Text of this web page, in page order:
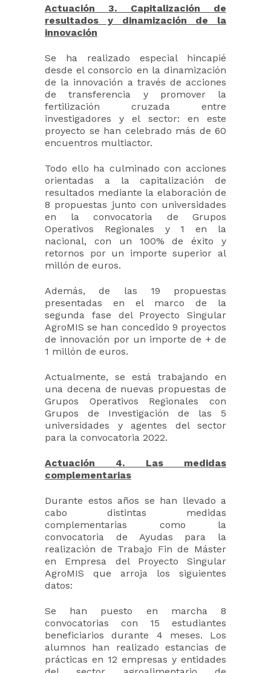
Actuación 3. Capitalización de
resultados y dinamización de la
innovación
Se ha realizado especial hincapié
desde el consorcio en la dinamización
de la innovación a través de acciones
de transferencia y promover la
fertilización cruzada entre
investigadores y el sector: en este
proyecto se han celebrado más de 60
encuentros multiactor.
Todo ello ha culminado con acciones
orientadas a la capitalización de
resultados mediante la elaboración de
8 propuestas junto con universidades
en la convocatoria de Grupos
Operativos Regionales y 1 en la
nacional, con un 100% de éxito y
retornos por un importe superior al
millón de euros.
Además, de las 19 propuestas
presentadas en el marco de la
segunda fase del Proyecto Singular
AgroMIS se han concedido 9 proyectos
de innovación por un importe de + de
1 millón de euros.
Actualmente, se está trabajando en
una decena de nuevas propuestas de
Grupos Operativos Regionales con
Grupos de Investigación de las 5
universidades y agentes del sector
para la convocatoria 2022.
Actuación 4. Las medidas
complementarias
Durante estos años se han llevado a
cabo distintas medidas
complementarias como la
convocatoria de Ayudas para la
realización de Trabajo Fin de Máster
en Empresa del Proyecto Singular
AgroMIS que arroja los siguientes
datos:
Se han puesto en marcha 8
convocatorias con 15 estudiantes
beneficiarios durante 4 meses. Los
alumnos han realizado estancias de
prácticas en 12 empresas y entidades